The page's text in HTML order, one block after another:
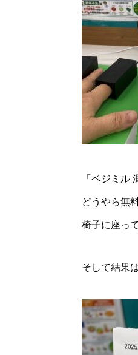
「ベジミル
どうやら無
椅子に座っ
そして結果